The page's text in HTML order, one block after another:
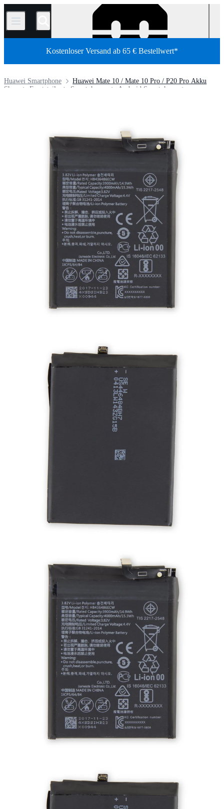
/
Kostenloser Versand ab 65 € Bestellwert*
Huawei Mate 10 / Mate 10 Pro / P20 Pro Akku
Huawei Smartphone
Android Smartphone
Smartphones
Ersatzteile
Shop